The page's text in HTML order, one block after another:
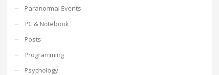
Paranormal Events
PC & Notebook
Posts
Programming
Psychology